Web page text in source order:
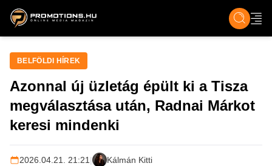
ZENE, FILM & KULT ÉLET TECH &
BELFÖLDI HÍREK
Azonnal új üzletág épült ki a Tisza
megválasztása után, Radnai Márkot
keresi mindenki
2026.04.21. 21:21 | Kálmán Kitti